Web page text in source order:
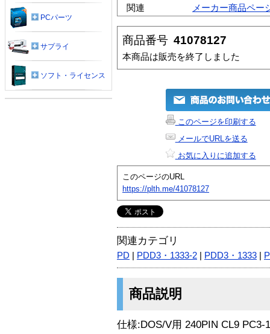
関連
メーカー商品ペー
商品番号 41078127
本商品は販売を終了しました
このページを印刷する
メールでURLを送る
お気に入りに追加する
このページのURL
https://plth.me/41078127
関連カテゴリ
PD PDD3・1333-2 PDD3・1333
商品説明
仕様:DOS/V用 240PIN CL9
PCパーツ
サプライ
ソフト・ライセンス